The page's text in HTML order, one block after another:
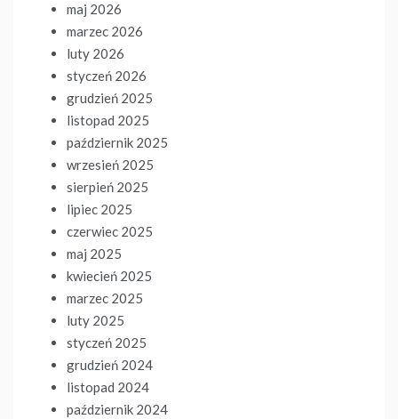
maj 2026
marzec 2026
luty 2026
styczeń 2026
grudzień 2025
listopad 2025
październik 2025
wrzesień 2025
sierpień 2025
lipiec 2025
czerwiec 2025
maj 2025
kwiecień 2025
marzec 2025
luty 2025
styczeń 2025
grudzień 2024
listopad 2024
październik 2024